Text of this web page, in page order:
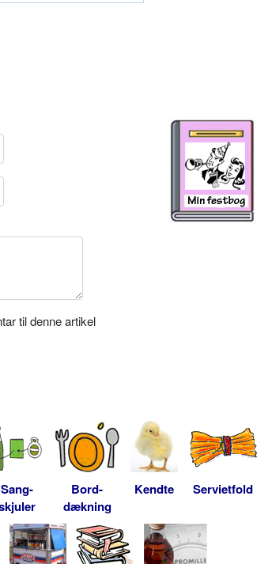
til denne artikel
Sang-
Bord-
dækning
Kendte Servietfold